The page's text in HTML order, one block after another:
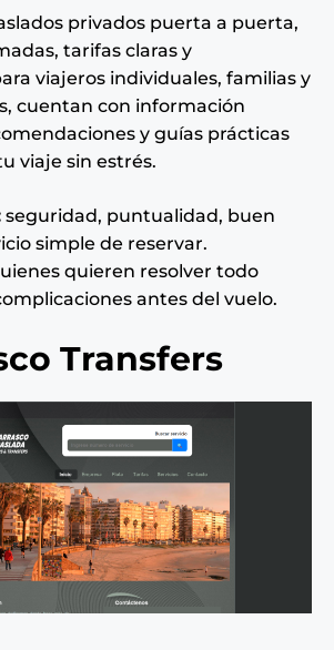
privados puerta a puerta,
tarifas claras y
viajeros individuales, familias y
cuentan con información
y guías prácticas
viaje sin estrés.
seguridad, puntualidad, buen
simple de reservar.
quieren resolver todo
antes del vuelo.
Transfers